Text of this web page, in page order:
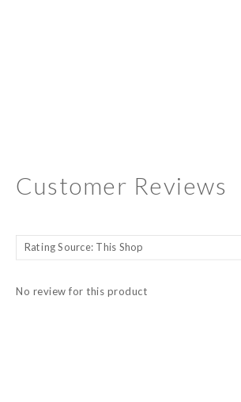
Customer Reviews
No review for this product